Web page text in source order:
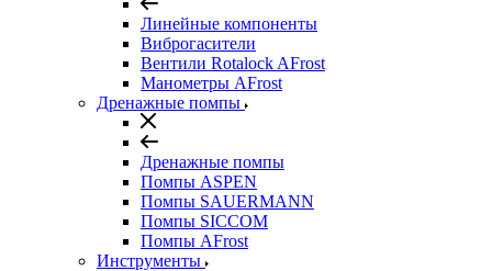
Линейные компоненты
Виброгасители
Вентили Rotalock AFrost
Манометры AFrost
Дренажные помпы
Дренажные помпы
Помпы ASPEN
Помпы SAUERMANN
Помпы SICCOM
Помпы AFrost
Инструменты